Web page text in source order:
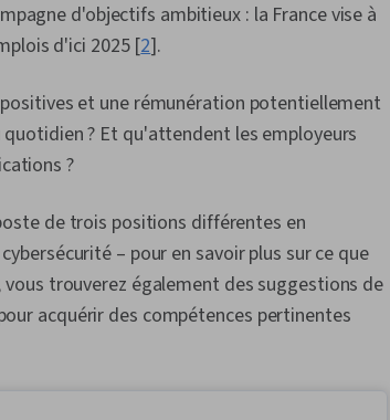
d'objectifs ambitieux : la France vise à
d'ici 2025 [2].
et une rémunération potentiellement
? Et qu'attendent les employeurs
?
de trois positions différentes en
– pour en savoir plus sur ce que
trouverez également des suggestions de
acquérir des compétences pertinentes